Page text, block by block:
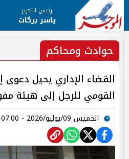
رئيس التحرير
ياسر بركات
حوادث ومحاكم
القضاء الإداري يحيل
القومي للرجل إلى هيئة
الخميس 09/يوليو/2026 - 07:00 م